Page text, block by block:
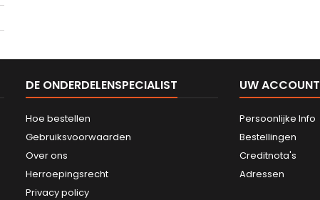
DE ONDERDELENSPECIALIST
Hoe bestellen
Gebruiksvoorwaarden
Over ons
Herroepingsrecht
Privacy policy
UW ACCOUNT
Persoonlijke Info
Bestellingen
Creditnota's
Adressen